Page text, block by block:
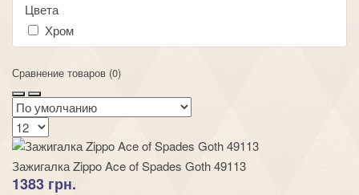
Цвета
Хром
Сравнение товаров (0)
Зажигалка Zippo Ace of Spades Goth 49113
1383 грн.